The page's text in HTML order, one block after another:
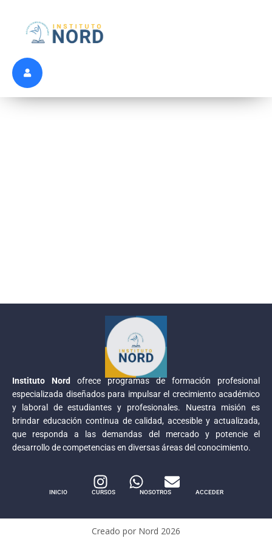
Instituto Nord
ofrece programas de formación profesional
especializada diseñados para impulsar el crecimiento académico
y laboral de estudiantes y profesionales. Nuestra misión es
brindar educación continua de calidad, accesible y actualizada,
que responda a las demandas del mercado y potencie el
desarrollo de competencias en diversas áreas del conocimiento.
INICIO CURSOS NOSOTROS ACCEDER
Creado por Nord 2026